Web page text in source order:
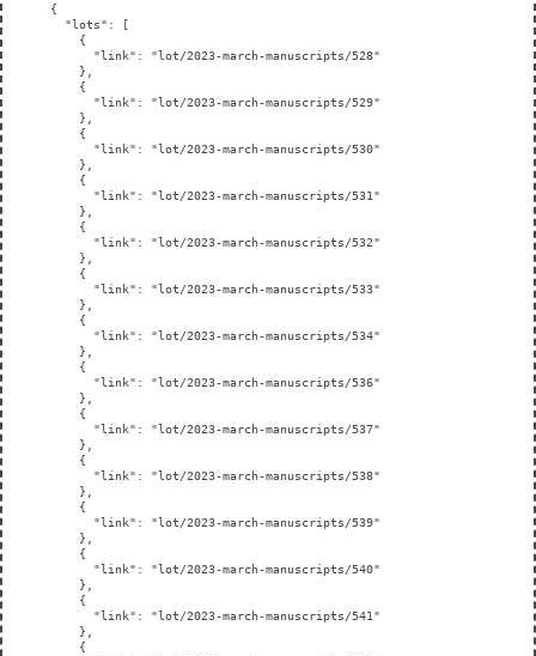
{
  "lots": [
    {
      "link": "lot/2023-march-manuscripts/528"
    },
    {
      "link": "lot/2023-march-manuscripts/529"
    },
    {
      "link": "lot/2023-march-manuscripts/530"
    },
    {
      "link": "lot/2023-march-manuscripts/531"
    },
    {
      "link": "lot/2023-march-manuscripts/532"
    },
    {
      "link": "lot/2023-march-manuscripts/533"
    },
    {
      "link": "lot/2023-march-manuscripts/534"
    },
    {
      "link": "lot/2023-march-manuscripts/536"
    },
    {
      "link": "lot/2023-march-manuscripts/537"
    },
    {
      "link": "lot/2023-march-manuscripts/538"
    },
    {
      "link": "lot/2023-march-manuscripts/539"
    },
    {
      "link": "lot/2023-march-manuscripts/540"
    },
    {
      "link": "lot/2023-march-manuscripts/541"
    },
    {